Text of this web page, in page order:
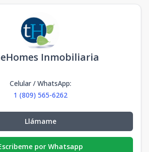
Inmobiliaria
Celular / WhatsApp:
1 (809) 565-6262
Llámame
por Whatsapp